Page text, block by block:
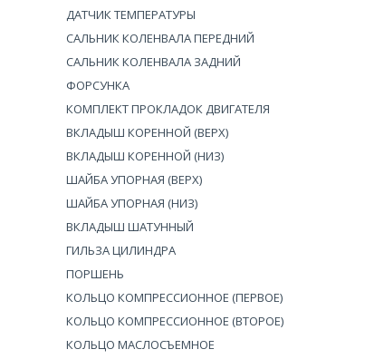
ДАТЧИК ТЕМПЕРАТУРЫ
САЛЬНИК КОЛЕНВАЛА ПЕРЕДНИЙ
САЛЬНИК КОЛЕНВАЛА ЗАДНИЙ
ФОРСУНКА
КОМПЛЕКТ ПРОКЛАДОК ДВИГАТЕЛЯ
ВКЛАДЫШ КОРЕННОЙ (ВЕРХ)
ВКЛАДЫШ КОРЕННОЙ (НИЗ)
ШАЙБА УПОРНАЯ (ВЕРХ)
ШАЙБА УПОРНАЯ (НИЗ)
ВКЛАДЫШ ШАТУННЫЙ
ГИЛЬЗА ЦИЛИНДРА
ПОРШЕНЬ
КОЛЬЦО КОМПРЕССИОННОЕ (ПЕРВОЕ)
КОЛЬЦО КОМПРЕССИОННОЕ (ВТОРОЕ)
КОЛЬЦО МАСЛОСЪЕМНОЕ